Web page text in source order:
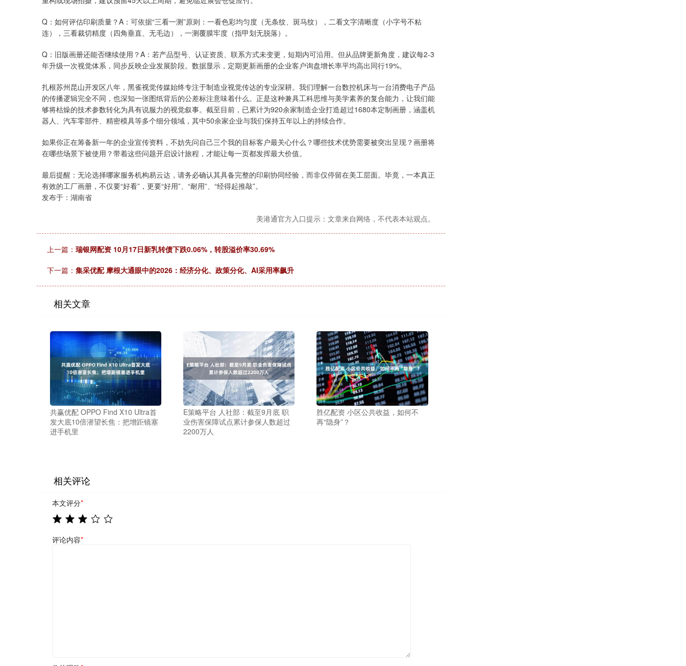
Q：如何评估印刷质量？A：可依据“三看一测”原则：一看色彩均匀度（无条纹、斑马纹），二看文字清晰度（小字号不粘
连），三看裁切精度（四角垂直、无毛边），一测覆膜牢度（指甲划无脱落）。
Q：旧版画册还能否继续使用？A：若产品型号、认证资质、联系方式未变更，短期内可沿用。但从品牌更新角度，建议每2-3
年升级一次视觉体系，同步反映企业发展阶段。数据显示，定期更新画册的企业客户询盘增长率平均高出同行19%。
扎根苏州昆山开发区八年，黑雀视觉传媒始终专注于制造业视觉传达的专业深耕。我们理解一台数控机床与一台消费电子产品
的传播逻辑完全不同，也深知一张图纸背后的公差标注意味着什么。正是这种兼具工科思维与美学素养的复合能力，让我们能
够将枯燥的技术参数转化为具有说服力的视觉叙事。截至目前，已累计为920余家制造企业打造超过1680本定制画册，涵盖机
器人、汽车零部件、精密模具等多个细分领域，其中50余家企业与我们保持五年以上的持续合作。
如果你正在筹备新一年的企业宣传资料，不妨先问自己三个我的目标客户最关心什么？哪些技术优势需要被突出呈现？画册将
在哪些场景下被使用？带着这些问题开启设计旅程，才能让每一页都发挥最大价值。
最后提醒：无论选择哪家服务机构易云达，请务必确认其具备完整的印刷协同经验，而非仅停留在美工层面。毕竟，一本真正
有效的工厂画册，不仅要“好看”，更要“好用”、“耐用”、“经得起推敲”。
发布于：湖南省
美港通官方入口提示：文章来自网络，不代表本站观点。
上一篇： 瑞银网配资 10月17日新乳转债下跌0.06%，转股溢价率30.69%
下一篇： 集采优配 摩根大通眼中的2026：经济分化、政策分化、AI采用率飙升
相关文章
共赢优配 OPPO Find X10 Ultra首
发大底10倍潜望长焦：把增距镜塞
进手机里
E策略平台 人社部：截至9月底 职
业伤害保障试点累计参保人数超过
2200万人
胜亿配资 小区公共收益，如何不
再“隐身”？
相关评论
本文评分*
评论内容*